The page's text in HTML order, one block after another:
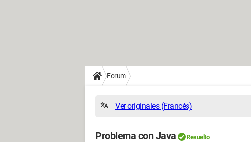
Forum
Ver originales (Francés)
Problema con Java Resuelto